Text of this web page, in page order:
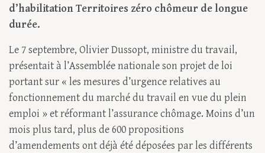
d’habilitation Territoires zéro chômeur de longue
durée.
Le 7 septembre, Olivier Dussopt, ministre du travail,
présentait à l’Assemblée nationale son projet de loi
portant sur « les mesures d’urgence relatives au
fonctionnement du marché du travail en vue du plein
emploi » et réformant l’assurance chômage. Moins d’un
mois plus tard, plus de 600 propositions
d’amendements ont déjà été déposées par les différents